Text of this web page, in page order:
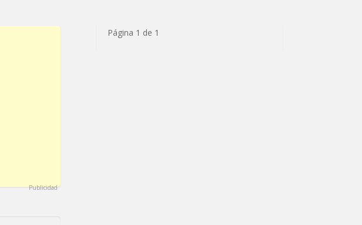
Publicidad
Página 1 de 1